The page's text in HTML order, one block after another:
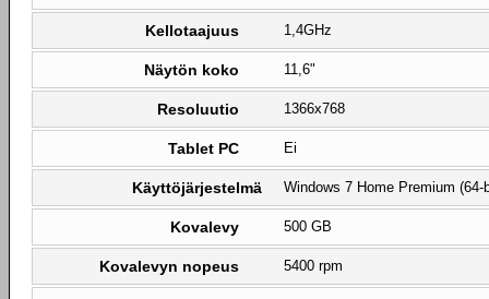
Kellotaajuus 1,4GHz
Näytön koko 11,6"
Resoluutio 1366x768
Tablet PC Ei
Käyttöjärjestelmä Windows 7 Home Premium (64-
Kovalevy 500 GB
Kovalevyn nopeus 5400 rpm